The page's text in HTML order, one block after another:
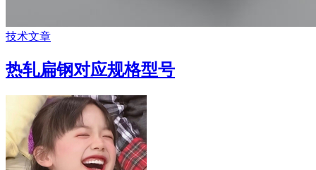
技术文章
热轧扁钢对应规格型号